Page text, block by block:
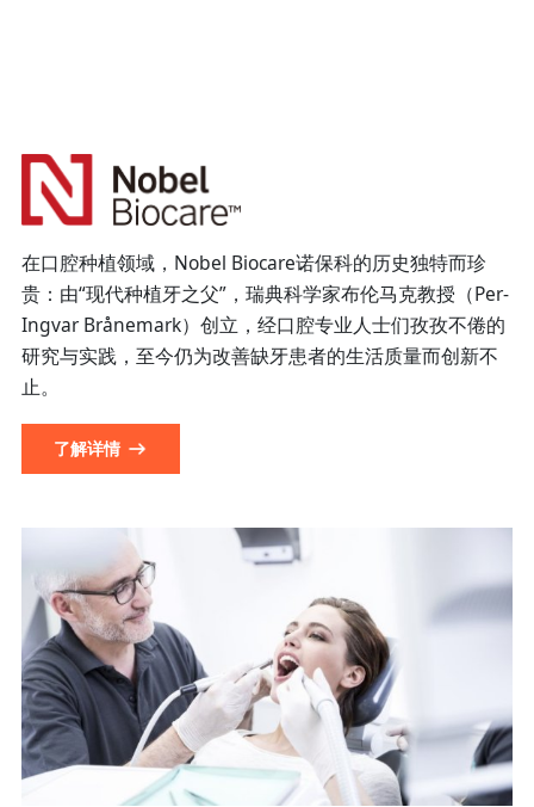
在口腔种植领域，Nobel Biocare诺保科的历史独特而珍
贵：由“现代种植牙之父”，瑞典科学家布伦马克教授（Per-
Ingvar Brånemark）创立，经口腔专业人士们孜孜不倦的
研究与实践，至今仍为改善缺牙患者的生活质量而创新不
止。
了解详情